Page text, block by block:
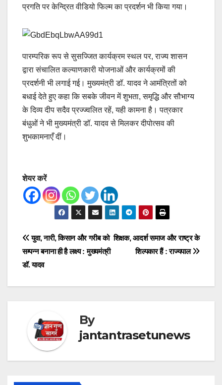
प्रगति पर केन्द्रित वीडियो फिल्म का प्रदर्शन भी किया गया।
पारम्परिक रूप से सुसज्जित कार्यक्रम स्थल पर, राज्य शासन
द्वारा संचालित कल्याणकारी योजनाओं और कार्यक्रमों की
प्रदर्शनी भी लगाई गई। मुख्यमंत्री डॉ. यादव ने आमंत्रितों को
बधाई देते हुए कहा कि सबके जीवन में शुभता, समृद्धि और सौभाग्य
के दिव्य दीप सदैव प्रज्ज्वलित रहें, यही कामना है। पत्रकार
बंधुओं ने भी मुख्यमंत्री डॉ. यादव से मिलकर दीपोत्सव की
शुभकामनाएँ दीं।
शेयर करें
Post
navigation
शिक्षक, आदर्श समाज और राष्ट्र के
शिल्पकार हैं : राज्यपाल
युवा, नारी, किसान और गरीब को
सम्पन्न बनाना ही है लक्ष्य : मुख्यमंत्री
डॉ. यादव
By
jantantrasetunews